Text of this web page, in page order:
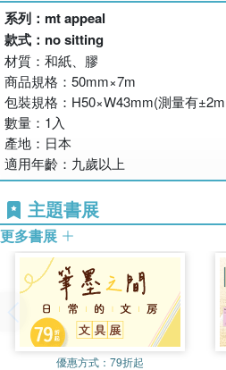
系列：mt appeal
款式： no sitting
材質：和紙、膠
商品規格：50mm×7m
包裝規格：H50×W43mm(測量有
數量：1入
產地：日本
適用年齡：九歲以上
主題書展
更多書展
優惠方式： 79折起